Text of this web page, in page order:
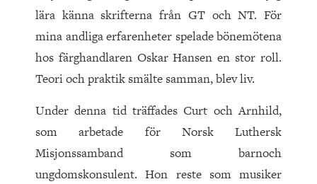
lära känna skrifterna från GT och NT. För
mina andliga erfarenheter spelade bönemötena
hos färghandlaren Oskar Hansen en stor roll.
Teori och praktik smälte samman, blev liv.
Under denna tid träffades Curt och Arnhild,
som arbetade för Norsk Luthersk
Misjonssamband som barnoch
ungdomskonsulent. Hon reste som musiker